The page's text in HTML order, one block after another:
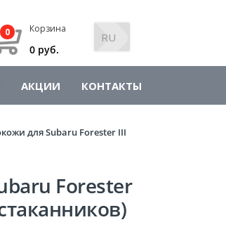
Корзина
0
0 руб.
АКЦИИ КОНТАКТЫ
для Subaru Forester III
Forester